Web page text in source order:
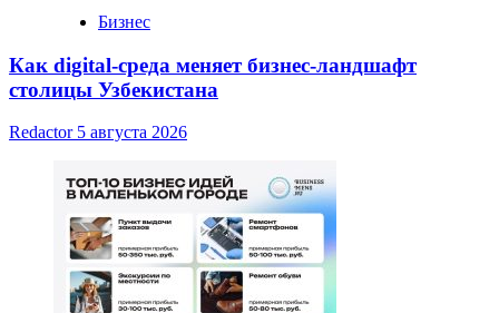
Бизнес
Как digital-среда меняет бизнес-ландшафт
столицы Узбекистана
Redactor 5 августа 2026